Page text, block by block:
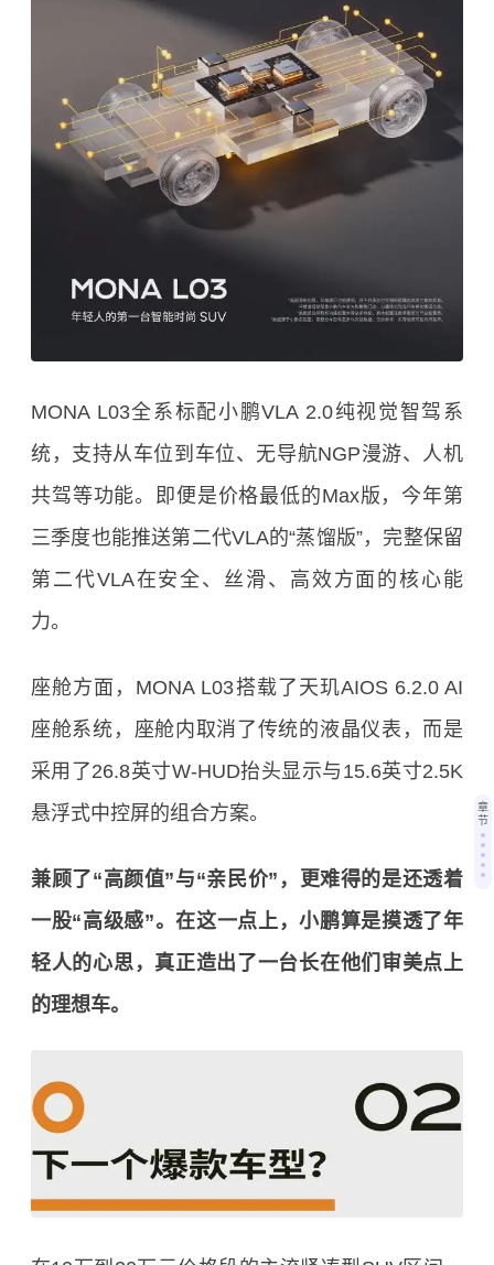
MONA L03全系标配小鹏VLA 2.0纯视觉智驾系
统，支持从车位到车位、无导航NGP漫游、人机
共驾等功能。即便是价格最低的Max版，今年第
三季度也能推送第二代VLA的“蒸馏版”，完整保留
第二代VLA在安全、丝滑、高效方面的核心能
力。
座舱方面，MONA L03搭载了天玑AIOS 6.2.0 AI
座舱系统，座舱内取消了传统的液晶仪表，而是
采用了26.8英寸W-HUD抬头显示与15.6英寸2.5K
悬浮式中控屏的组合方案。
兼顾了“高颜值”与“亲民价”，更难得的是还透着
一股“高级感”。在这一点上，小鹏算是摸透了年
轻人的心思，真正造出了一台长在他们审美点上
的理想车。
章
节